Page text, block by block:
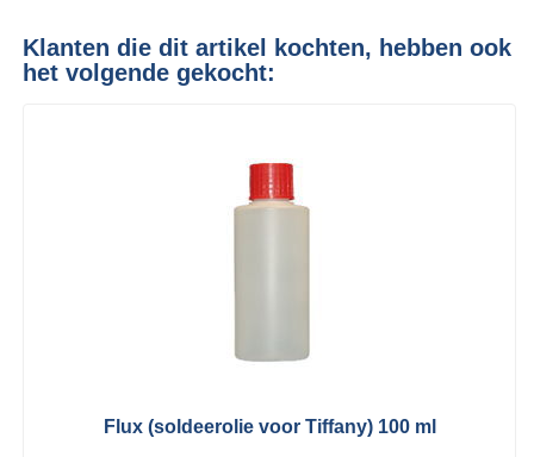
Klanten die dit artikel kochten, hebben ook
het volgende gekocht:
Flux (soldeerolie voor Tiffany) 100 ml